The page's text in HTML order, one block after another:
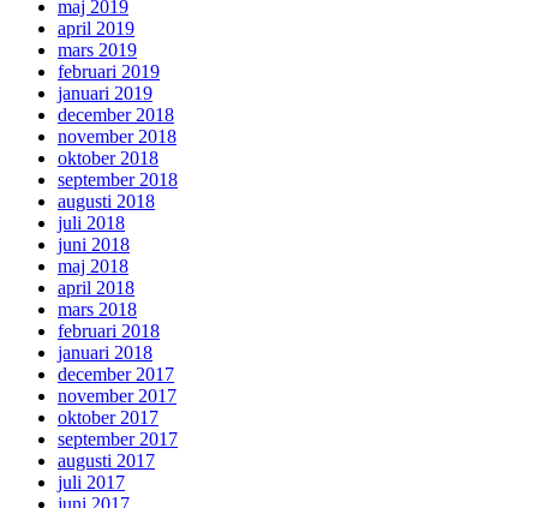
maj 2019
april 2019
mars 2019
februari 2019
januari 2019
december 2018
november 2018
oktober 2018
september 2018
augusti 2018
juli 2018
juni 2018
maj 2018
april 2018
mars 2018
februari 2018
januari 2018
december 2017
november 2017
oktober 2017
september 2017
augusti 2017
juli 2017